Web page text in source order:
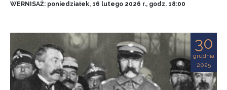
WERNISAŻ: poniedziałek, 16 lutego 2026 r., godz. 18:00
30
grudnia
2025